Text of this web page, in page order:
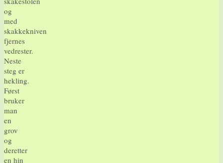
og
med
skakkekniven
fjernes
vedrester.
Neste
steg er
hekling.
Først
bruker
man
en
grov
og
deretter
en hin